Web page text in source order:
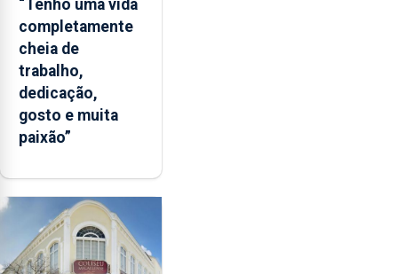
“Tenho uma vida
completamente
cheia de
trabalho,
dedicação,
gosto e muita
paixão”